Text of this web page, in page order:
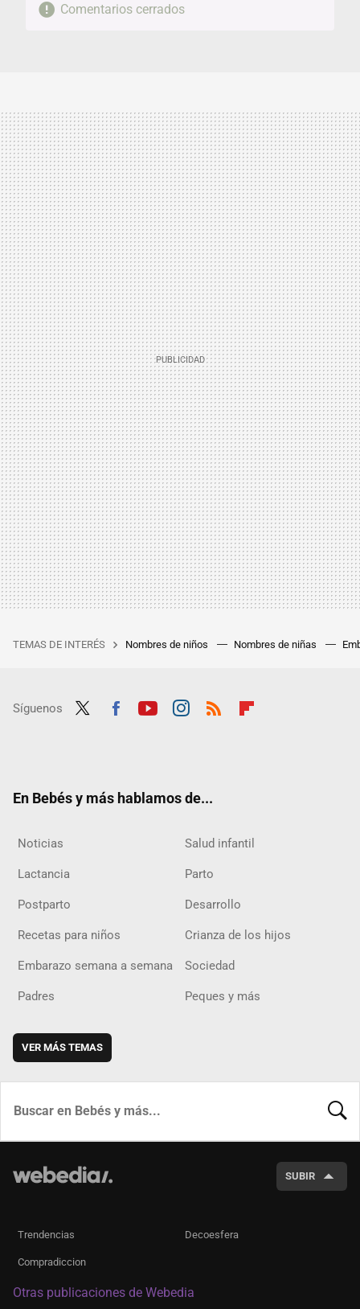
Comentarios cerrados
TEMAS DE INTERÉS Nombres de niños Nombres de niñas
Síguenos
En Bebés y más hablamos de...
Noticias Salud infantil
Lactancia Parto
Postparto Desarrollo
Recetas para niños Crianza de los hijos
Embarazo semana a semana Sociedad
Padres Peques y más
VER MÁS TEMAS
SUBIR
Trendencias Decoesfera
Compradiccion
Otras publicaciones de Webedia